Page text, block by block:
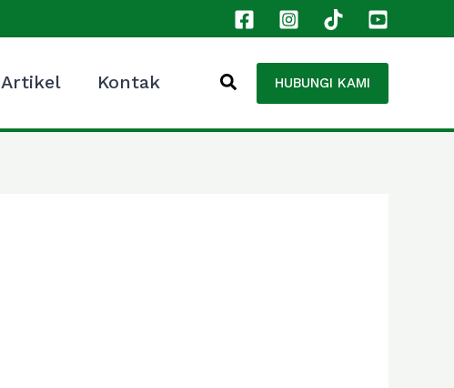
Artikel Kontak HUBUNGI KAMI